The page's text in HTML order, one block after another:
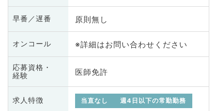
早番／遅番 原則無し
オンコール ※詳細はお問い合わせください
応募資格・
経験
医師免許
求人特徴 当直なし 週4日以下の常勤勤務